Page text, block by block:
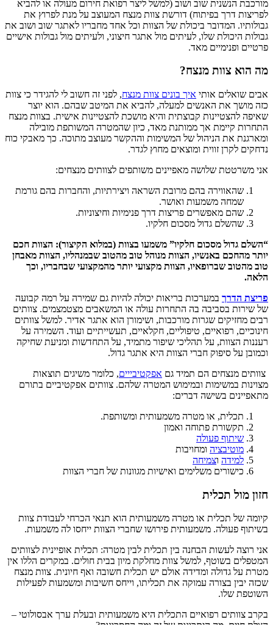
מורכבת הנשנית שוב ושוב (למשל ליצר רפואת חירום מעולה או להביא
לפריצות דרך בפיתוח) דורשת צוות מנצח המעוצב על מנת לפרוץ את
גבולותיו. המדובר ביכולת של הצוות וכל אחד מחבריו לאתגר שוב ושוב את
גבולות היכולת שלו, לעיתים מול אתגר חיצוני, ולעיתים מול גבולות אישיים
פרטיים ופנימיים מאד.
מה הוא צוות מנצח?
אבים שואלים אותי איך בונים צוות מנצח, לפני זה חשוב לי להגידר כי צוות
כזה מושך את האנשים למעלה, להביא את המיטב שבהם. הוא יוצר
שאיפה להצטיינות קבוצתית והיא מושכת להצטיינות אישית. בצוות מנצח
התחרות קיימת אך ממותנת מאד, כיון שהמטרה המשותפת מובילה
ומארגנת את הניהול של המשימות וההקשר מעוצב מתוכה. כך מאבקי כוח
נדחקים לקרן זווית ומוצאים מחוץ לגדר.
אני משרטטת שלושה מאפיינים משותפים לצוותים מנצחים:
שהאווירה בהם מרובת השראה ויצירתיות, והחברות בהם גורמת
שמחה משמעות ואושר.
שהם מאפשרים פריצות דרך פנימיות וחיצוניות.
שהשלם גדול מסכום חלקיו.
“השלם גדול מסכום חלקיו” משמעו בצוות (במלוא הקיצור): הצוות חכם
יותר מהחכם באנשיו, הצוות מנוהל טוב מהטוב שבמנהליו, הצוות מאבחן
טוב מהטוב שברופאיו, הצוות מקצועי יותר מהמקצועי שבחבריו, וכך
הלאה.
פריצת הדרך במערכות בריאות יכולה להיות גם שמירה על רמה קבועה
של שירות בסביבה בה התחרות עולה או המשאבים מצטמצמים. צוותים
רבים מחזיקים שגרות מורכבות, ושימורן הוא אתגר אדיר. למשל צוותים
חינוכיים, רפואיים, טיפוליים, חקלאיים, תעשייתיים ועוד. השמירה על
רעננות הצוות, על תהליכי שיפור מתמיד, על התחדשות ומניעת שחיקה
וכמובן על סיפוק חברי הצוות היא אתגר גדול.
צוותים מנצחים הם תמיד גם אפקטיבייים, כלומר משיגים תוצאות
מצוינות במשימות ובמימוש המטרה שלהם. צוותים אפקטיביים בתורם
מתאפיינים בשישה דברים:
תכלית, או מטרה משמעותית ומשותפת.
תקשורת פתוחה ואמון
שיתוף פעולה
מוטיבציה ומחויבות
למידה וצמיחה
כישורים משלימים ואישיות מגוונות של חברי הצוות
חזון מול תכלית
קיומה של תכלית או מטרה משמעותית הוא תנאי הכרחי לעבודת צוות
בשיתוף פעולה. משמעותית פירושו שחברי הצוות ייחסו לה משמעות.
אני רוצה לעשות הבחנה בין תכלית לבין מטרה: תכלית אופיינית לצוותים
המטפלים בשוטף, למשל צוות מחלקת מיון בבית חולים. במקרים הללו אין
מטרת על גדולה ומדידה אולם יש תכלית חשובה ואף חיונית. צוות מנצח
שכזה יבין בצורה עמוקה את תכליתו, וייחס חשיבות ומשמעות לפעילות
השוטפת שלו.
בקרב צוותים רפואיים התכלית היא משמעותית ובעלת ערך אבסולוטי –